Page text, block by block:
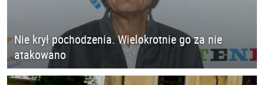
Nie krył pochodzenia. Wielokrotnie go za nie
atakowano